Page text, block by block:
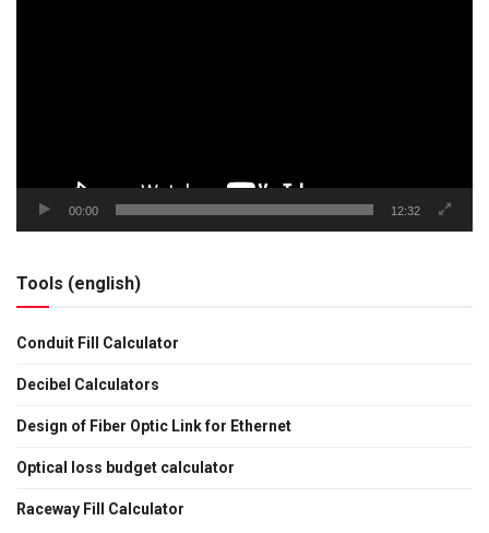
00:00 12:32
Tools (english)
Conduit Fill Calculator
Decibel Calculators
Design of Fiber Optic Link for Ethernet
Optical loss budget calculator
Raceway Fill Calculator